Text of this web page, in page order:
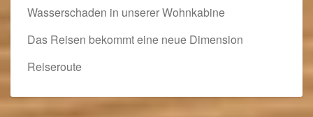
Wasserschaden in unserer Wohnkabine
Das Reisen bekommt eine neue Dimension
Reiseroute